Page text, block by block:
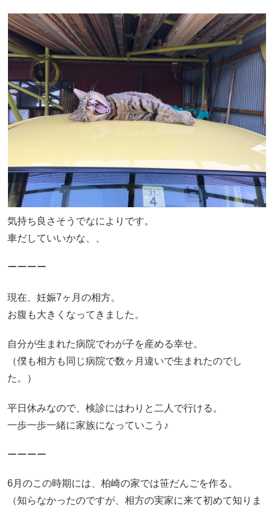
気持ち良さそうでなによりです。
車だしていいかな、、
ーーーー
現在、妊娠7ヶ月の相方。
お腹も大きくなってきました。
自分が生まれた病院でわが子を産める幸せ。
（僕も相方も同じ病院で数ヶ月違いで生まれたのでし
た。）
平日休みなので、検診にはわりと二人で行ける。
一歩一歩一緒に家族になっていこう♪
ーーーー
6月のこの時期には、柏崎の家では笹だんごを作る。
（知らなかったのですが、相方の実家に来て初めて知りま